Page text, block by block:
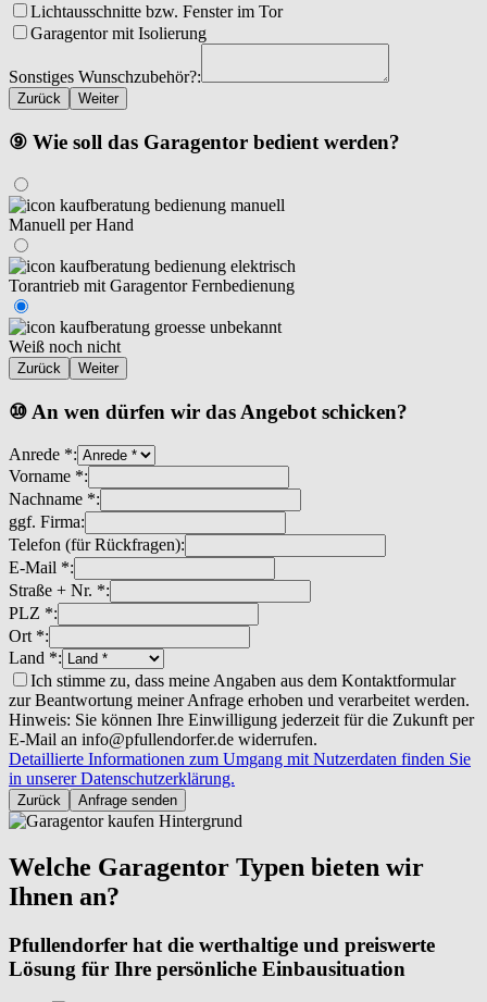
Lichtausschnitte bzw. Fenster im Tor
Garagentor mit Isolierung
Sonstiges Wunschzubehör?:
Zurück Weiter
⑨ Wie soll das Garagentor bedient werden?
Manuell per Hand
Torantrieb mit Garagentor Fernbedienung
Weiß noch nicht
Zurück Weiter
⑩ An wen dürfen wir das Angebot schicken?
Anrede *:
Vorname *:
Nachname *:
ggf. Firma:
Telefon (für Rückfragen):
E-Mail *:
Straße + Nr. *:
PLZ *:
Ort *:
Land *:
Ich stimme zu, dass meine Angaben aus dem Kontaktformular
zur Beantwortung meiner Anfrage erhoben und verarbeitet werden.
Hinweis: Sie können Ihre Einwilligung jederzeit für die Zukunft per
E-Mail an info@pfullendorfer.de widerrufen.
Detaillierte Informationen zum Umgang mit Nutzerdaten finden Sie
in unserer Datenschutzerklärung.
Zurück Anfrage senden
Welche Garagentor Typen bieten wir
Ihnen an?
Pfullendorfer hat die werthaltige und preiswerte
Lösung für Ihre persönliche Einbausituation